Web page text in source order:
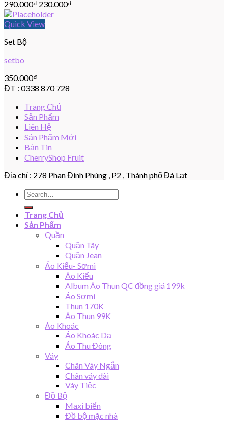
290.000₫ 230.000₫
Quick View
Set Bộ
setbo
350.000₫
ĐT : 0338 870 728
Trang Chủ
Sản Phẩm
Liên Hệ
Sản Phẩm Mới
Bản Tin
CherryShop Fruit
Địa chỉ : 278 Phan Đình Phùng , P2 , Thành phố Đà Lạt
Search
for:
Trang Chủ
Sản Phẩm
Quần
Quần Tây
Quần Jean
Áo Kiểu- Sơmi
Áo Kiểu
Album Áo Thun QC đồng giá 199k
Áo Sơmi
Thun 170K
Áo Thun 99K
Áo Khoác
Áo Khoác Dạ
Áo Thu Đông
Váy
Chân Váy Ngắn
Chân váy dài
Váy Tiệc
Đồ Bộ
Maxi biển
Đồ bộ mặc nhà